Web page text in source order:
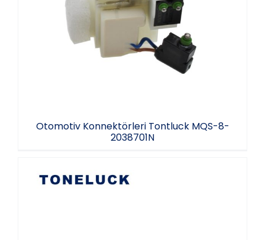
Otomotiv Konnektörleri Tontluck MQS-8-
2038701N
Otomotiv Konnektörleri Tontluck MQS-8-
2038701N